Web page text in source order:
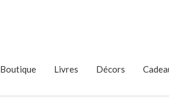
Boutique Livres Décors